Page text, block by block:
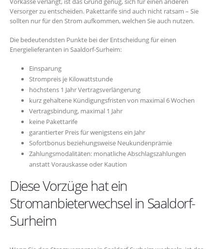
Versorger zu entscheiden. Pakettarife sind auch nicht ratsam – Sie
sollten nur für den Strom aufkommen, welchen Sie auch nutzen.
Die bedeutendsten Punkte bei der Entscheidung für einen
Energielieferanten in Saaldorf-Surheim:
Einsparung
Strompreis je Kilowattstunde
höchstens 1 Jahr Vertragsverlängerung
kurz gehaltene Kündigungsfristen von maximal 6 Wochen
Vertragsbindung, maximal 1 Jahr
keine Pakettarife
garantierter Preis für wenigstens ein Jahr
Sofortbonus beziehungsweise Neukundenprämie
Zahlungsmodalitäten: monatliche Abschlagszahlungen
anstatt Vorauskasse oder Kaution
Diese Vorzüge hat ein
Stromanbieterwechsel in Saaldorf-
Surheim